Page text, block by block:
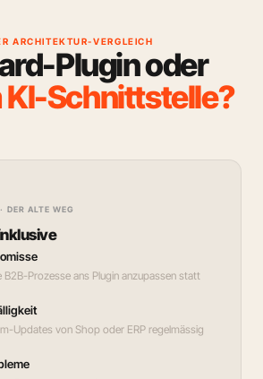
ARCHITEKTUR-VERGLEICH
Plugin oder
Schnittstelle?
DER ALTE WEG
B2B-Prozesse ans Plugin anzupassen statt
Updates von Shop oder ERP regelmässig